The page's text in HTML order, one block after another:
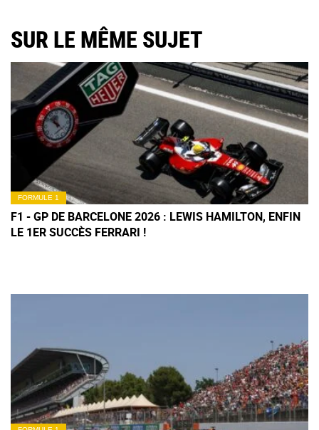
SUR LE MÊME SUJET
FORMULE 1
F1 - GP DE BARCELONE 2026 : LEWIS HAMILTON, ENFIN
LE 1ER SUCCÈS FERRARI !